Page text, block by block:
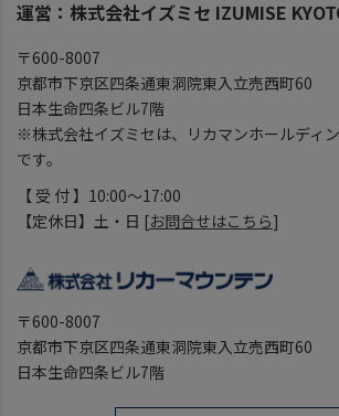
運営：株式会社イズミセ IZUMISE
〒600-8007
京都市下京区四条通東洞院東入立売西町60
日本生命四条ビル7階
※株式会社イズミセは、リカマンホールディ
です。
【 受 付 】10:00～17:00
【定休日】土・日 [お問合せはこちら]
〒600-8007
京都市下京区四条通東洞院東入立売西町60
日本生命四条ビル7階